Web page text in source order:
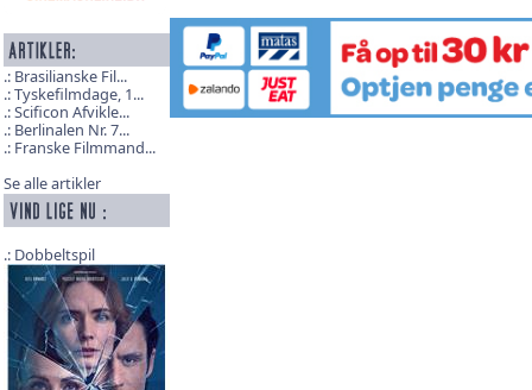
Brasilianske Fil...
Tyskefilmdage, 1...
Scificon Afvikle...
Berlinalen Nr. 7...
Franske Filmmand...
Se alle artikler
Dobbeltspil